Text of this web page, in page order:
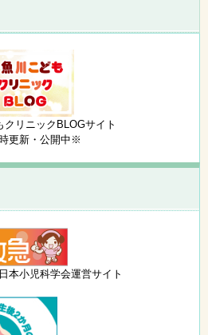
クリニックBLOGサイト
更新・公開中※
本小児科学会運営サイト